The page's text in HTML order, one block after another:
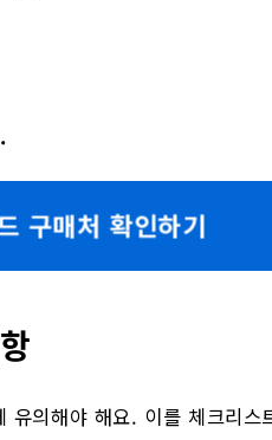
구매처 확인하기
의해야 해요. 이를 체크리스